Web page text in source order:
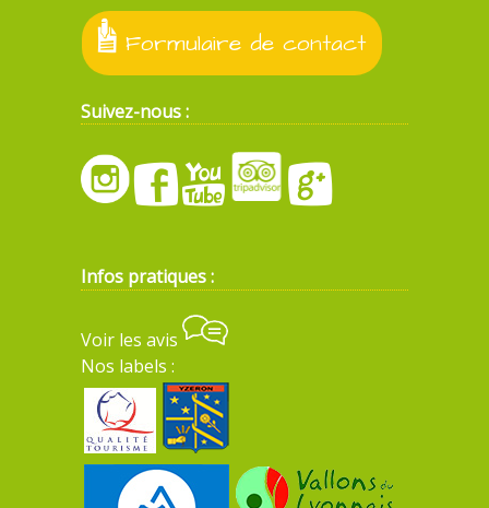
Formulaire de contact
Suivez-nous :
Infos pratiques :
Voir les avis
Nos labels :